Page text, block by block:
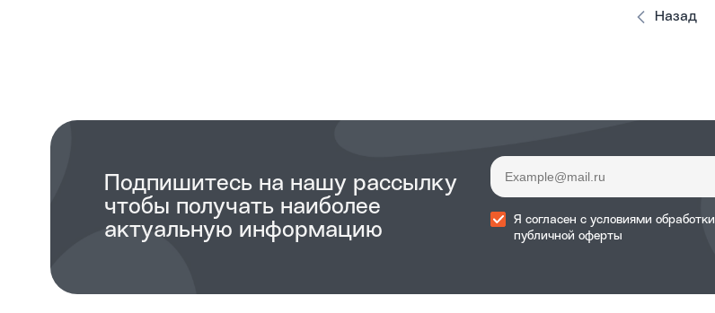
Назад
Подпишитесь на нашу рассылку
чтобы получать наиболее
актуальную информацию
Я согласен с условиями обработки
публичной оферты